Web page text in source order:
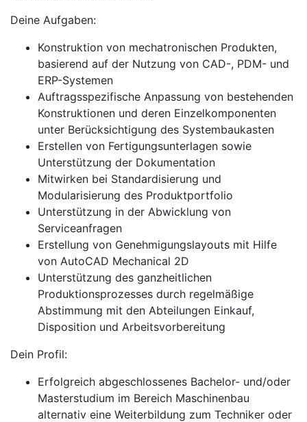
Deine Aufgaben:
Konstruktion von mechatronischen Produkten,
basierend auf der Nutzung von CAD-, PDM- und
ERP-Systemen
Auftragsspezifische Anpassung von bestehenden
Konstruktionen und deren Einzelkomponenten
unter Berücksichtigung des Systembaukasten
Erstellen von Fertigungsunterlagen sowie
Unterstützung der Dokumentation
Mitwirken bei Standardisierung und
Modularisierung des Produktportfolio
Unterstützung in der Abwicklung von
Serviceanfragen
Erstellung von Genehmigungslayouts mit Hilfe
von AutoCAD Mechanical 2D
Unterstützung des ganzheitlichen
Produktionsprozesses durch regelmäßige
Abstimmung mit den Abteilungen Einkauf,
Disposition und Arbeitsvorbereitung
Dein Profil:
Erfolgreich abgeschlossenes Bachelor- und/oder
Masterstudium im Bereich Maschinenbau
alternativ eine Weiterbildung zum Techniker oder